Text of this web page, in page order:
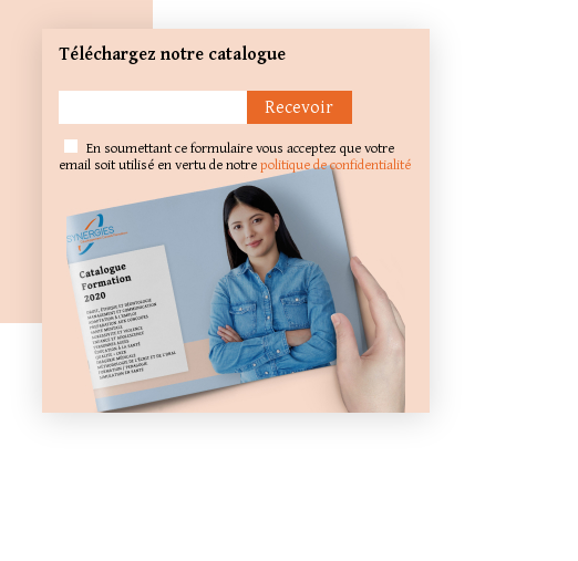
Téléchargez notre catalogue
En soumettant ce formulaire vous acceptez que votre
email soit utilisé en vertu de notre politique de confidentialité